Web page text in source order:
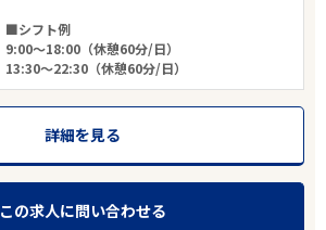
■シフト例
9:00～18:00（休憩60分/日）
13:30～22:30（休憩60分/日）
詳細を見る
この求人に問い合わせる